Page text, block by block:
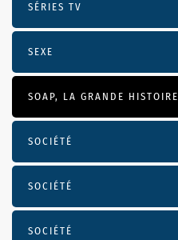
SÉRIES TV
SEXE
SOAP, LA GRANDE HISTOIRE
SOCIÉTÉ
SOCIÉTÉ
SOCIÉTÉ